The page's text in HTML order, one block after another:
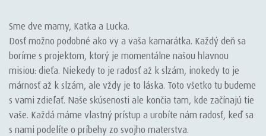
Sme dve mamy, Katka a Lucka.
Dosť možno podobné ako vy a vaša kamarátka. Každý deň sa
boríme s projektom, ktorý je momentálne našou hlavnou
misiou: dieťa. Niekedy to je radosť až k slzám, inokedy to je
márnosť až k slzám, ale vždy je to láska. Toto všetko tu budeme
s vami zdieľať. Naše skúsenosti ale končia tam, kde začínajú tie
vaše. Každá máme vlastný prístup a urobíte nám radosť, keď sa
s nami podelíte o príbehy zo svojho materstva.